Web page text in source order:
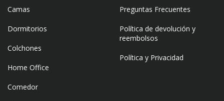
Camas
Dormitorios
Colchones
Home Office
Comedor
Preguntas Frecuentes
Política de devolución y
reembolsos
Política y Privacidad